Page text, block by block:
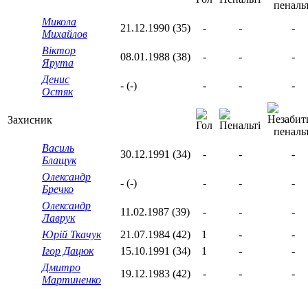
Микола
Михайлов
21.12.1990 (35) - -
-
Віктор
Ярута
08.01.1988 (38) - -
-
Денис
Остяк
- (-) - - -
Захисник
Василь
Блащук
30.12.1991 (34) - -
-
Олександр
Бречко
- (-) - -
-
Олександр
Лаврук
11.02.1987 (39) - -
-
Юрій Ткачук
21.07.1984 (42) 1 -
-
Ігор Дацюк
15.10.1991 (34) 1 -
-
Дмитро
Мартиненко
19.12.1983 (42) - -
-